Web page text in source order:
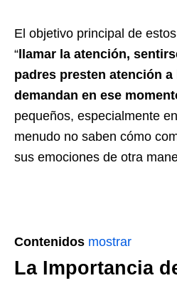
El objetivo principal de
“ llamar la atención,
padres presten atención
demandan en ese
pequeños, especialmente
menudo no saben cómo
sus emociones de otra
Contenidos mostrar
La Importancia